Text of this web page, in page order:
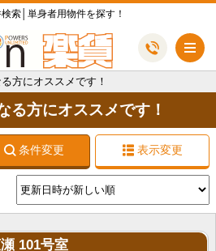
索│単身者用物件を探す！
方にオススメです！
る方にオススメです！
条件変更 表示変更
101号室